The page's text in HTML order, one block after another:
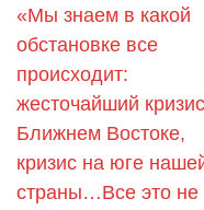
«Мы знаем в какой
обстановке все
происходит:
жесточайший
Ближнем Востоке,
кризис на юге
страны…Все это не